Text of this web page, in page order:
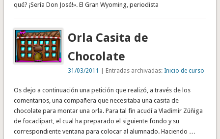
qué? ¡Sería Don José!». El Gran Wyoming, periodista
Orla Casita de
Chocolate
31/03/2011 | Entradas archivadas: Inicio de curso
Os dejo a continuación una petición que realizó, a través de los
comentarios, una compañera que necesitaba una casita de
chocolate para montar una orla. Para tal fin acudí a Vladimir Zúñiga
de focaclipart, el cual ha preparado el siguiente fondo y su
correspondiente ventana para colocar al alumnado. Haciendo …